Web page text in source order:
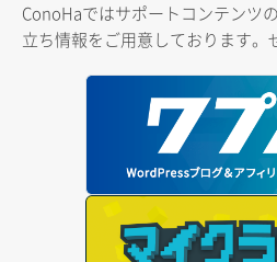
ConoHaではサポートコンテンツ
立ち情報をご用意しております。